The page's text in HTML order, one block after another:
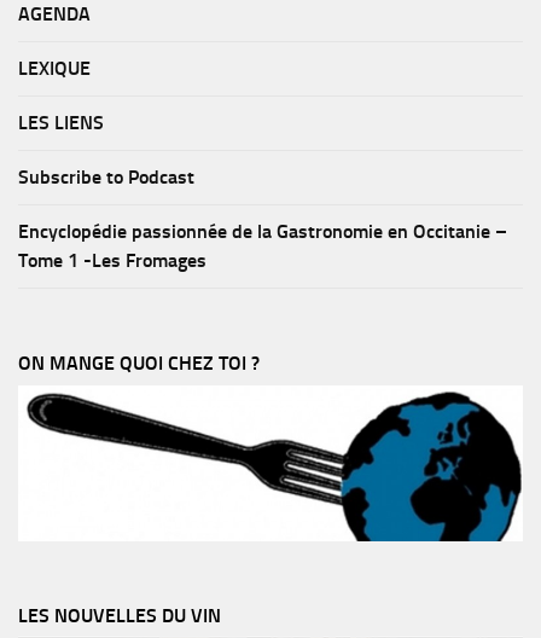
AGENDA
LEXIQUE
LES LIENS
Subscribe to Podcast
Encyclopédie passionnée de la Gastronomie en Occitanie –
Tome 1 -Les Fromages
ON MANGE QUOI CHEZ TOI ?
LES NOUVELLES DU VIN